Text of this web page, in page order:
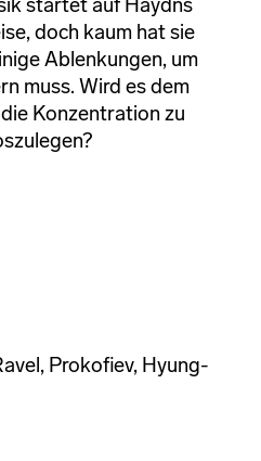
doch kaum hat sie
Ablenkungen, um
muss. Wird es dem
Konzentration zu
Prokofiev, Hyung-